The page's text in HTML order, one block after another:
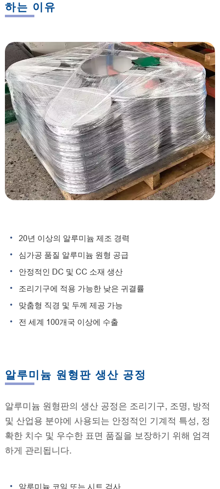
하는 이유
20년 이상의 알루미늄 제조 경력
심가공 품질 알루미늄 원형 공급
안정적인 DC 및 CC 소재 생산
조리기구에 적용 가능한 낮은 귀결률
맞춤형 직경 및 두께 제공 가능
전 세계 100개국 이상에 수출
알루미늄 원형판 생산 공정
알루미늄 원형판의 생산 공정은 조리기구, 조명, 방적
및 산업용 분야에 사용되는 안정적인 기계적 특성, 정
확한 치수 및 우수한 표면 품질을 보장하기 위해 엄격
하게 관리됩니다.
알루미늄 코일 또는 시트 검사